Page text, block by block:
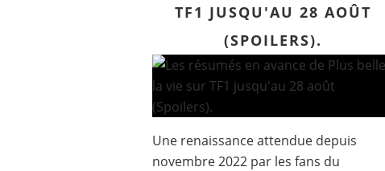
TF1 JUSQU'AU 28 AOÛT
(SPOILERS).
Une renaissance attendue depuis
novembre 2022 par les fans du